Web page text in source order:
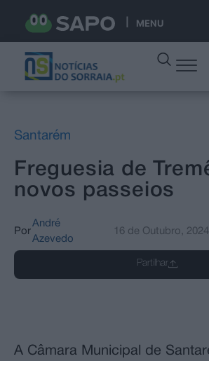
MENU
Santarém
Freguesia de
novos passeios
Por
André
Azevedo
16 de Outubro, 2024
Partilhar
A Câmara Municipal de